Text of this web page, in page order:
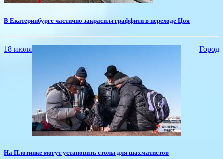
В Екатеринбурге частично закрасили граффити в переходе Цоя
18 июля Город
На Плотинке могут установить столы для шахматистов